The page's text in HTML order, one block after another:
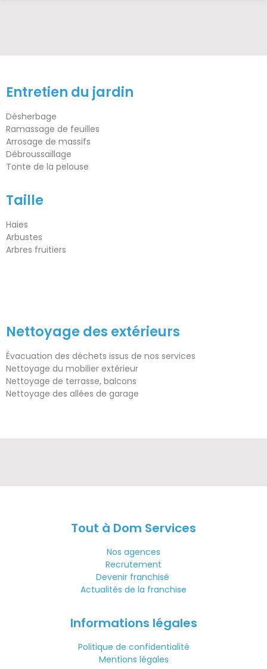
Entretien du jardin
Désherbage
Ramassage de feuilles
Arrosage de massifs
Débroussaillage
Tonte de la pelouse
Taille
Haies
Arbustes
Arbres fruitiers
Nettoyage des extérieurs
Évacuation des déchets issus de nos services
Nettoyage du mobilier extérieur
Nettoyage de terrasse, balcons
Nettoyage des allées de garage
Tout à Dom Services
Nos agences
Recrutement
Devenir franchisé
Actualités de la franchise
Informations légales
Politique de confidentialité
Mentions légales